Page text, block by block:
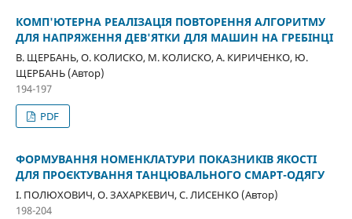
КОМП'ЮТЕРНА РЕАЛІЗАЦІЯ ПОВТОРЕННЯ АЛГОРИТМУ
ДЛЯ НАПРЯЖЕННЯ ДЕВ'ЯТКИ ДЛЯ МАШИН НА ГРЕБІНЦІ
В. ЩЕРБАНЬ, О. КОЛИСКО, М. КОЛИСКО, А. КИРИЧЕНКО, Ю.
ЩЕРБАНЬ (Автор)
194-197
PDF
ФОРМУВАННЯ НОМЕНКЛАТУРИ ПОКАЗНИКІВ ЯКОСТІ
ДЛЯ ПРОЄКТУВАННЯ ТАНЦЮВАЛЬНОГО СМАРТ-ОДЯГУ
І. ПОЛЮХОВИЧ, О. ЗАХАРКЕВИЧ, С. ЛИСЕНКО (Автор)
198-204